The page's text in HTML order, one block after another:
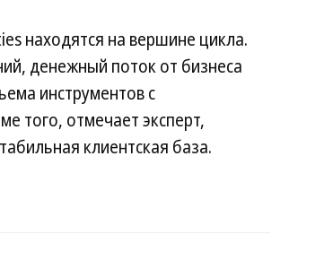
находятся на вершине цикла.
денежный поток от бизнеса
инструментов с
того, отмечает эксперт,
клиентская база.